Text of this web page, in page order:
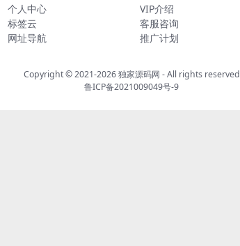
个人中心
标签云
网址导航
VIP介绍
客服咨询
推广计划
Copyright © 2021-2026独家源码网 - All rights reserved
鲁ICP备2021009049号-9